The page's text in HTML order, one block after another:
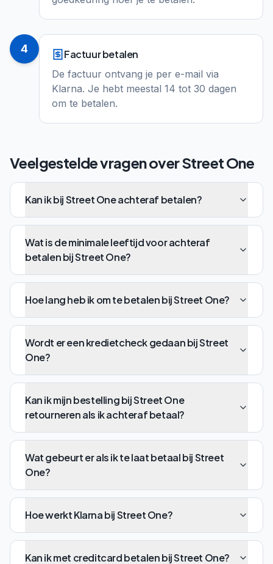
4 Factuur betalen
De factuur ontvang je per e-mail via
Klarna. Je hebt meestal 14 tot 30 dagen
om te betalen.
Veelgestelde vragen overStreet One
Kan ik bij Street One achteraf betalen?
Wat is de minimale leeftijd voor achteraf
betalen bij Street One?
Hoe lang heb ik om te betalen bij Street One?
Wordt er een kredietcheck gedaan bij Street
One?
Kan ik mijn bestelling bij Street One
retourneren als ik achteraf betaal?
Wat gebeurt er als ik te laat betaal bij Street
One?
Hoe werkt Klarna bij Street One?
Kan ik met creditcard betalen bij Street One?